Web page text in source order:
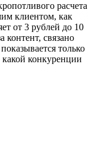
расчета
клиентом, как
от 3 рублей до 10
контент, связано
только
конкуренции